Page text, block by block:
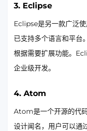
3. Eclipse
Eclipse是另一款广泛
已支持多个语言和平台
根据需要扩展功能。
企业级开发。
4. Atom
Atom是一个开源的代
设计闻名，用户可以通